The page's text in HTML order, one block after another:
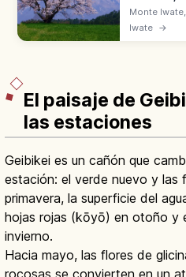
Monte
apodado
Iwate →
El paisaje de
las estaciones
Geibikei es un cañón que
estación: el verde nuevo y las
primavera, la superficie del
hojas rojas (kōyō) en otoño y
invierno.
Hacia mayo, las flores de